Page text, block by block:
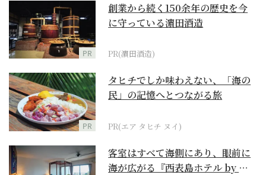
PR
創業から続く150余年の歴史を今
に守っている濵田酒造
PR(濵田酒造)
PR
タヒチでしか味わえない、「海の
民」の記憶へとつながる旅
PR(エア タヒチ ヌイ)
客室はすべて海側にあり、眼前に
海が広がる『西表島ホテル by 星